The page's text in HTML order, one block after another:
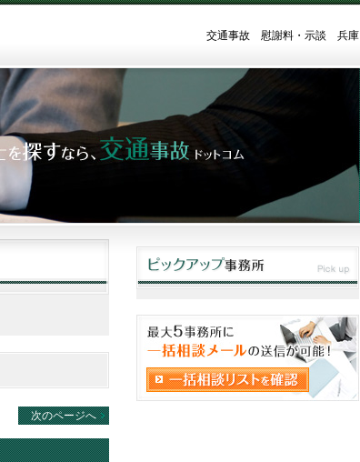
交通事故 慰謝料・示談 兵庫
次のページへ